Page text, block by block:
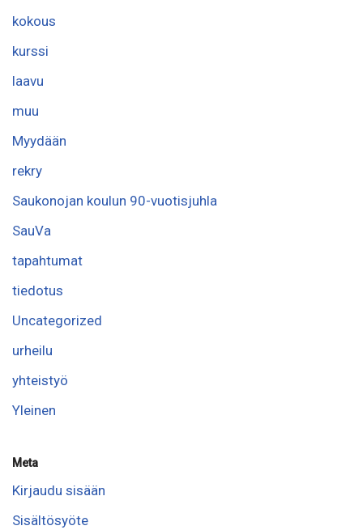
kokous
kurssi
laavu
muu
Myydään
rekry
Saukonojan koulun 90-vuotisjuhla
SauVa
tapahtumat
tiedotus
Uncategorized
urheilu
yhteistyö
Yleinen
Meta
Kirjaudu sisään
Sisältösyöte